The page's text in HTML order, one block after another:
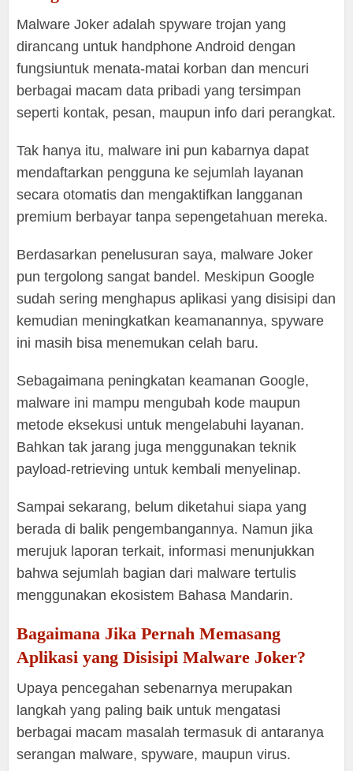
Malware Joker adalah spyware trojan yang
dirancang untuk handphone Android dengan
fungsiuntuk menata-matai korban dan mencuri
berbagai macam data pribadi yang tersimpan
seperti kontak, pesan, maupun info dari perangkat.
Tak hanya itu, malware ini pun kabarnya dapat
mendaftarkan pengguna ke sejumlah layanan
secara otomatis dan mengaktifkan langganan
premium berbayar tanpa sepengetahuan mereka.
Berdasarkan penelusuran saya, malware Joker
pun tergolong sangat bandel. Meskipun Google
sudah sering menghapus aplikasi yang disisipi dan
kemudian meningkatkan keamanannya, spyware
ini masih bisa menemukan celah baru.
Sebagaimana peningkatan keamanan Google,
malware ini mampu mengubah kode maupun
metode eksekusi untuk mengelabuhi layanan.
Bahkan tak jarang juga menggunakan teknik
payload-retrieving untuk kembali menyelinap.
Sampai sekarang, belum diketahui siapa yang
berada di balik pengembangannya. Namun jika
merujuk laporan terkait, informasi menunjukkan
bahwa sejumlah bagian dari malware tertulis
menggunakan ekosistem Bahasa Mandarin.
Bagaimana Jika Pernah Memasang
Aplikasi yang Disisipi Malware Joker?
Upaya pencegahan sebenarnya merupakan
langkah yang paling baik untuk mengatasi
berbagai macam masalah termasuk di antaranya
serangan malware, spyware, maupun virus.